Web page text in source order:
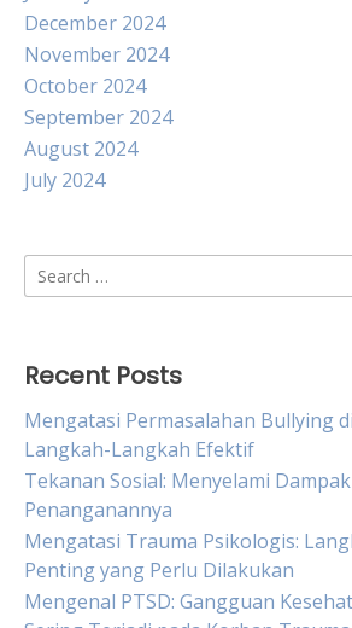
December 2024
November 2024
October 2024
September 2024
August 2024
July 2024
Search
for:
Recent Posts
Mengatasi Permasalahan Bullying
Langkah-Langkah Efektif
Tekanan Sosial: Menyelami
Penanganannya
Mengatasi Trauma Psikologis:
Penting yang Perlu Dilakukan
Mengenal PTSD: Gangguan